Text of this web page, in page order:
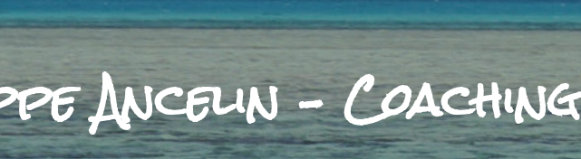
Ancelin – Coaching